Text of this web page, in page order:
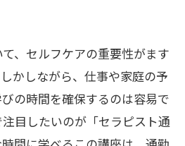
、セルフケアの重要性がます
かしながら、仕事や家庭の予
の時間を確保するのは容易で
目したいのが「セラピスト通